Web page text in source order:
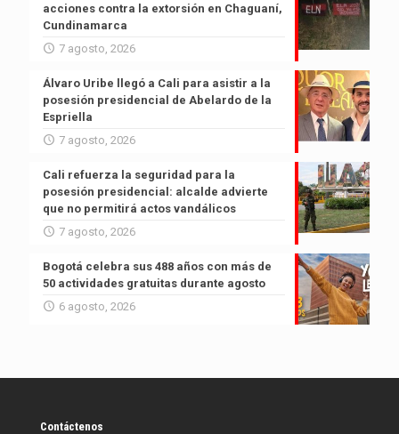
acciones contra la extorsión en Chaguaní,
Cundinamarca
7 agosto, 2026
Álvaro Uribe llegó a Cali para asistir a la
posesión presidencial de Abelardo de la
Espriella
7 agosto, 2026
Cali refuerza la seguridad para la
posesión presidencial: alcalde advierte
que no permitirá actos vandálicos
7 agosto, 2026
Bogotá celebra sus 488 años con más de
50 actividades gratuitas durante agosto
6 agosto, 2026
Contáctenos